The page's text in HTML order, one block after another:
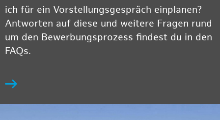
ich für ein Vorstellungsgespräch einplanen?
Antworten auf diese und weitere Fragen rund
um den Bewerbungsprozess findest du in den
FAQs.